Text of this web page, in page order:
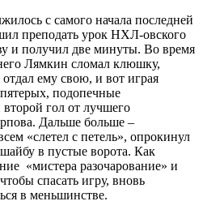
с самого начала последней
преподать урок НХЛ-овского
и получил две минуты. Во время
Лямкин сломал клюшку,
ему свою, и вот играя
подопечные
гол от лучшего
Дальше больше –
«слетел с петель», опрокинул
в пустые ворота. Как
«мистера разочарование» и
спасать игру, вновь
в меньшинстве.